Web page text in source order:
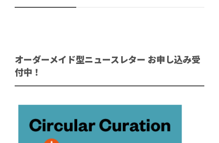
オーダーメイド型ニュースレター お申し込み受
付中！